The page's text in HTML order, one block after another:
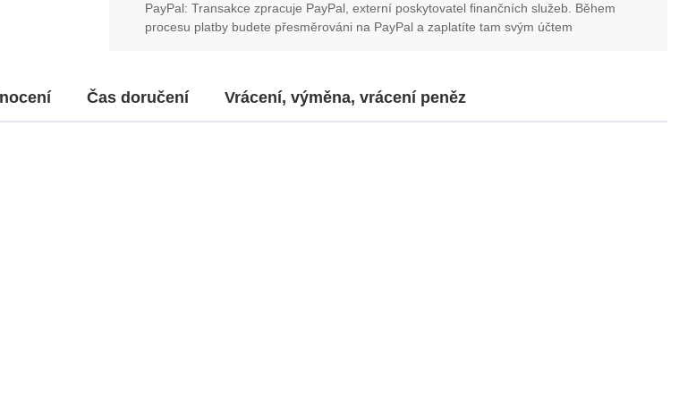
PayPal: Transakce zpracuje PayPal, externí poskytovatel finančních služeb. Během
procesu platby budete přesměrováni na PayPal a zaplatíte tam svým účtem
Čas doručení Vrácení, výměna, vrácení peněz